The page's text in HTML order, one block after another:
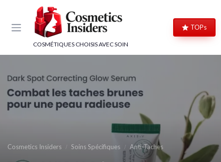
COSMÉTIQUES CHOISIS AVEC SOIN
TOPs
Cosmetics Insiders Soins Spécifiques Anti-Taches
Panneau de gestion des cookies